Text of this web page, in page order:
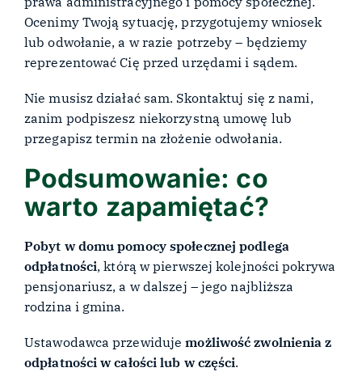
Ocenimy Twoją sytuację, przygotujemy wniosek
lub odwołanie, a w razie potrzeby – będziemy
reprezentować Cię przed urzędami i sądem.
Nie musisz działać sam. Skontaktuj się z nami,
zanim podpiszesz niekorzystną umowę lub
przegapisz termin na złożenie odwołania.
Podsumowanie: co
warto zapamiętać?
Pobyt w domu pomocy społecznej podlega
odpłatności, którą w pierwszej kolejności pokrywa
pensjonariusz, a w dalszej – jego najbliższa
rodzina i gmina.
Ustawodawca przewidujemożliwość zwolnienia z
odpłatności w całości lub w części.